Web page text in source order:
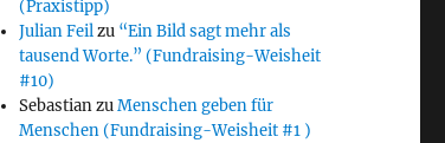
(Praxistipp)
Julian Feilzu “Ein Bild sagt mehr als
tausend Worte.” (Fundraising-Weisheit
#10)
SebastianzuMenschen geben für
Menschen (Fundraising-Weisheit #1 )